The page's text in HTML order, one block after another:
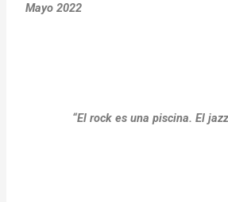
Mayo 2022
“El rock es una piscina. El